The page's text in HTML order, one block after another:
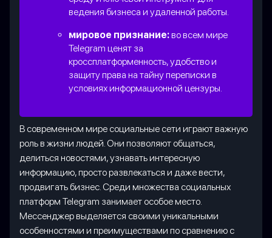
ведения бизнеса и удаленной работы.
мировое признание:во всем мире
Telegram ценят за
кроссплатформенность, удобство и
защиту права на тайну переписки в
условиях информационной цензуры.
В современном мире социальные сети играют важную
роль в жизни людей. Они позволяют общаться,
делиться новостями, узнавать интересную
информацию, просто развлекаться и даже вести,
продвигать бизнес. Среди множества социальных
платформ Telegram занимает особое место.
Мессенджер выделяется своими уникальными
особенностями и преимуществами по сравнению с